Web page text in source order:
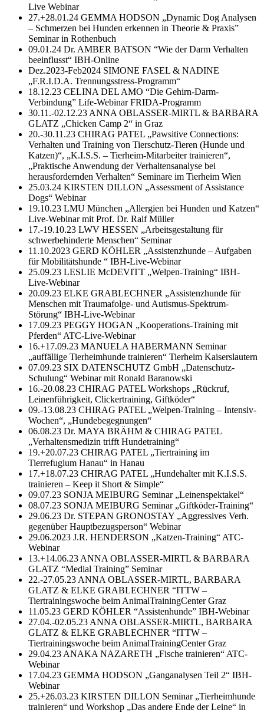
Live Webinar
27.+28.01.24 GEMMA HODSON „Dynamic Dog Analysen
– Schmerzen bei Hunden erkennen in Theorie & Praxis”
Seminar in Rothenbuch
09.01.24 Dr. AMBER BATSON “Wie der Darm Verhalten
beeinflusst“ IBH-Online
Dez.2023-Feb2024 SIMONE FASEL & NADINE
„F.R.I.D.A. Trennungsstress-Programm“
18.12.23 CELINA DEL AMO “Die Gehirn-Darm-
Verbindung” Life-Webinar FRIDA-Programm
30.11.-02.12.23 ANNA OBLASSER-MIRTL & BARBARA
GLATZ „Chicken Camp 2“ in Graz
20.-30.11.23 CHIRAG PATEL „Pawsitive Connections:
Verhalten und Training von Tierschutz-Tieren (Hunde und
Katzen)“, „K.I.S.S. – Tierheim-Mitarbeiter trainieren“,
„Praktische Anwendung der Verhaltensanalyse bei
herausfordernden Verhalten“ Seminare im Tierheim Wien
25.03.24 KIRSTEN DILLON „Assessment of Assistance
Dogs“ Webinar
19.10.23 LMU München „Allergien bei Hunden und Katzen“
Live-Webinar mit Prof. Dr. Ralf Müller
17.-19.10.23 LWV HESSEN „Arbeitsgestaltung für
schwerbehinderte Menschen“ Seminar
11.10.2023 GERD KÖHLER „Assistenzhunde – Aufgaben
für Mobilitätshunde “ IBH-Live-Webinar
25.09.23 LESLIE McDEVITT „Welpen-Training“ IBH-
Live-Webinar
20.09.23 ELKE GRABLECHNER „Assistenzhunde für
Menschen mit Traumafolge- und Autismus-Spektrum-
Störung“ IBH-Live-Webinar
17.09.23 PEGGY HOGAN „Kooperations-Training mit
Pferden“ ATC-Live-Webinar
16.+17.09.23 MANUELA HABERMANN Seminar
„auffällige Tierheimhunde trainieren“ Tierheim Kaiserslautern
07.09.23 SIX DATENSCHUTZ GmbH „Datenschutz-
Schulung“ Webinar mit Ronald Baranowski
16.-20.08.23 CHIRAG PATEL Workshops „Rückruf,
Leinenführigkeit, Clickertraining, Giftköder“
09.-13.08.23 CHIRAG PATEL „Welpen-Training – Intensiv-
Wochen“, „Hundebegegnungen“
06.08.23 Dr. MAYA BRÄHM & CHIRAG PATEL
„Verhaltensmedizin trifft Hundetraining“
19.+20.07.23 CHIRAG PATEL „Tiertraining im
Tierrefugium Hanau“ in Hanau
17.+18.07.23 CHIRAG PATEL „Hundehalter mit K.I.S.S.
trainieren – Keep it Short & Simple“
09.07.23 SONJA MEIBURG Seminar „Leinenspektakel“
08.07.23 SONJA MEIBURG Seminar „Giftköder-Training“
29.06.23 Dr. STEPAN GRONOSTAY „Aggressives Verh.
gegenüber Hauptbezugsperson“ Webinar
29.06.2023 J.R. HENDERSON „Katzen-Training“ ATC-
Webinar
13.+14.06.23 ANNA OBLASSER-MIRTL & BARBARA
GLATZ “Medial Training” Seminar
22.-27.05.23 ANNA OBLASSER-MIRTL, BARBARA
GLATZ & ELKE GRABLECHNER “ITTW –
Tiertrainingswoche beim AnimalTrainingCenter Graz
11.05.23 GERD KÖHLER “Assistenhunde” IBH-Webinar
27.04.-02.05.23 ANNA OBLASSER-MIRTL, BARBARA
GLATZ & ELKE GRABLECHNER “ITTW –
Tiertrainingswoche beim AnimalTrainingCenter Graz
29.04.23 ANAKA NAZARETH „Fische trainieren“ ATC-
Webinar
17.04.23 GEMMA HODSON „Ganganalysen Teil 2“ IBH-
Webinar
25.+26.03.23 KIRSTEN DILLON Seminar „Tierheimhunde
trainieren“ und Workshop „Das andere Ende der Leine“ in